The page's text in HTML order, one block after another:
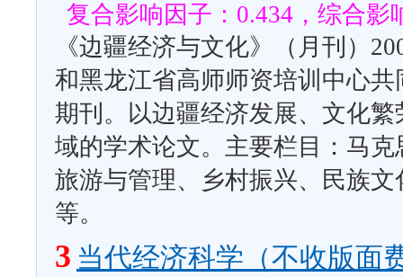
复合影响因子：0.434，综合影
《边疆经济与文化》（月刊）
和黑龙江省高师师资培训中心
期刊。以边疆经济发展、文化
域的学术论文。主要栏目：马
旅游与管理、乡村振兴、民族
等。
3 当代经济科学（不收版面